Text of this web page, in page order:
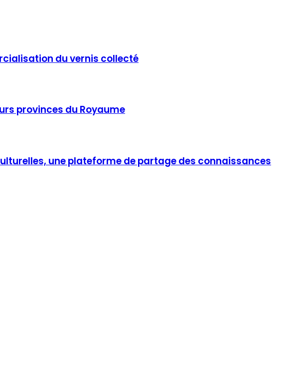
du vernis collecté
provinces du Royaume
une plateforme de partage des connaissances